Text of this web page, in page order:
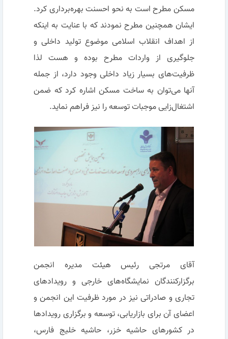
مسکن مطرح است به نحو احسنت بهره‌برداری کرد.
ایشان همچنین مطرح نمودند که با عنایت به اینکه
از اهداف انقلاب اسلامی موضوع تولید داخلی و
جلوگیری از واردات مطرح بوده و هست لذا
ظرفیت‌های بسیار زیاد داخلی وجود دارد، از جمله
آنها می‌توان به ساخت مسکن اشاره کرد که ضمن
اشتغال‌زایی موجبات توسعه را نیز فراهم نماید.
آقای مرتجی رئیس هیئت مدیره انجمن
برگزارکنندگان نمایشگاه‌های خارجی و رویدادهای
تجاری و صادراتی نیز در مورد ظرفیت این انجمن و
اعضای آن برای بازاریابی، توسعه و برگزاری رویدادها
در کشورهای حاشیه خزر، حاشیه خلیج فارس،